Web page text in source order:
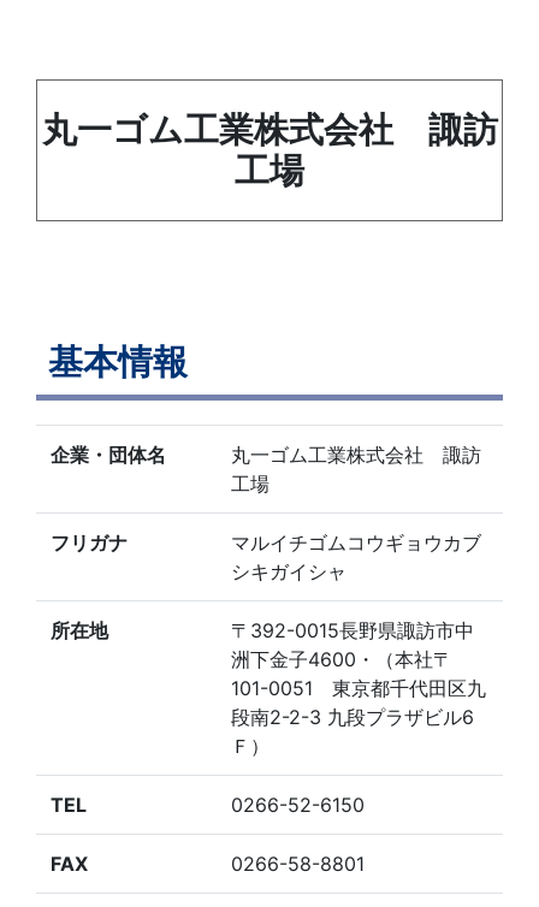
丸一ゴム工業株式会社 諏訪
工場
基本情報
企業・団体名
丸一ゴム工業株式会社 諏訪
工場
フリガナ
マルイチゴムコウギョウカブ
シキガイシャ
所在地
〒392-0015長野県諏訪市中
洲下金子4600・（本社〒
101-0051 東京都千代田区九
段南2-2-3 九段プラザビル6
Ｆ）
TEL 0266-52-6150
FAX 0266-58-8801